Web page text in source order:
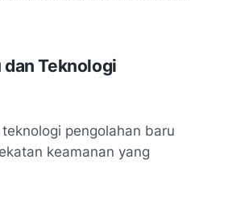
dan Teknologi
pengolahan baru
keamanan yang